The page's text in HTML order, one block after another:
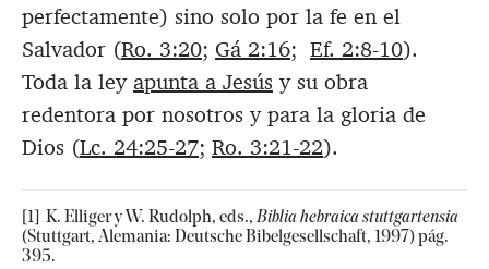
perfectamente) sino solo por la fe en el
Salvador (Ro. 3:20; Gá 2:16; Ef. 2:8-10).
Toda la leyapunta a Jesús y su obra
redentora por nosotros y para la gloria de
Dios (Lc. 24:25-27; Ro. 3:21-22).
[1] K. Elliger y W. Rudolph, eds., Biblia hebraica stuttgartensia
(Stuttgart, Alemania: Deutsche Bibelgesellschaft, 1997) pág.
395.